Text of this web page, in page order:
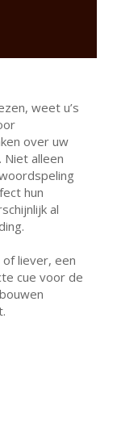
weet u’s
over uw
alleen
hun
al
liever, een
cue voor de